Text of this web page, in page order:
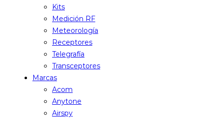
Kits
Medición RF
Meteorología
Receptores
Telegrafía
Transceptores
Marcas
Acom
Anytone
Airspy